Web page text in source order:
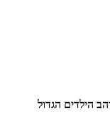
הילדים הגדול